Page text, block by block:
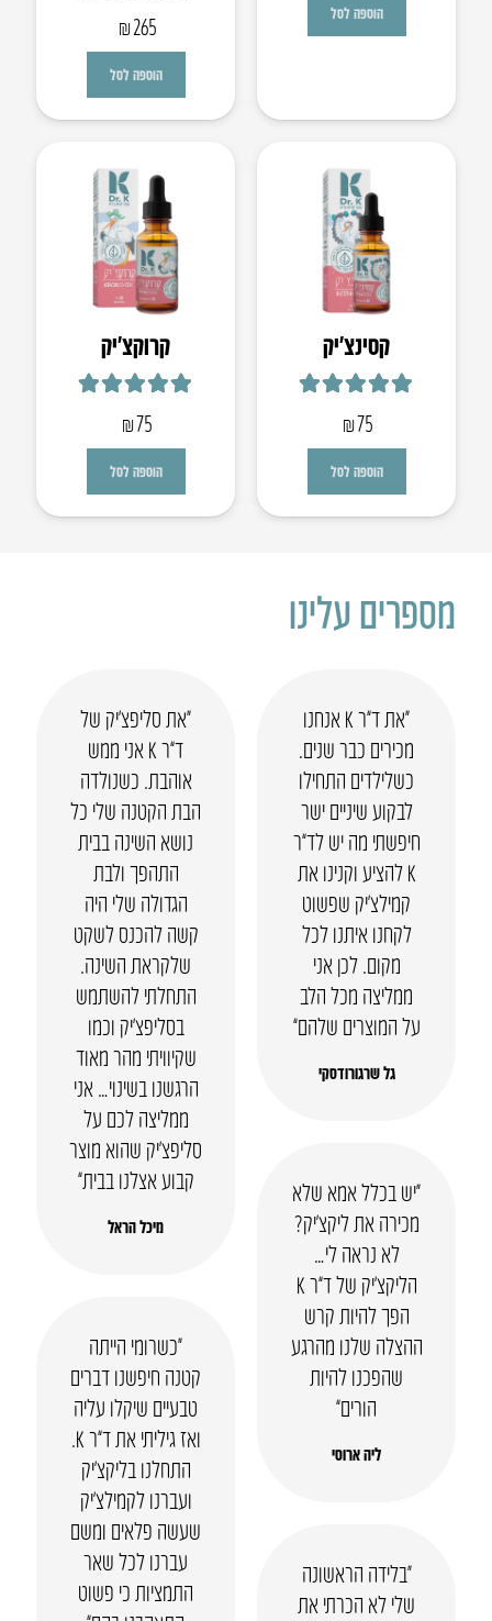
הוספה לסל ₪265
הוספה לסל
קסינצ’יק
₪75
הוספה לסל
קרוקצ׳יק
₪75
הוספה לסל
מספרים עלינו
“את ד”ר K אנחנו
מכירים כבר שנים.
כשלילדים התחילו
לבקוע שיניים ישר
חיפשתי מה יש לד”ר
K להציע וקנינו את
קמילצ’יק שפשוט
לקחנו איתנו לכל
מקום. לכן אני
ממליצה מכל הלב
על המוצרים שלהם”
גל שרגורודסקי
“את סליפצ’יק של
ד”ר K אני ממש
אוהבת. כשנולדה
הבת הקטנה שלי כל
נושא השינה בבית
התהפך ולבת
הגדולה שלי היה
קשה להכנס לשקט
שלקראת השינה.
התחלתי להשתמש
בסליפצ’יק וכמו
שקיוויתי מהר מאוד
הרגשנו בשינוי… אני
ממליצה לכם על
סליפצ’יק שהוא מוצר
קבוע אצלנו בבית”
מיכל הראל
“יש בכלל אמא שלא
מכירה את ליקצ’יק?
לא נראה לי…
הליקצ’יק של ד”ר K
הפך להיות קרש
ההצלה שלנו מהרגע
שהפכנו להיות
הורים”
ליה ארוסי
“כשרומי הייתה
קטנה חיפשנו דברים
טבעיים שיקלו עליה
התחלנו בליקצ’יק
ועברנו לקמילצ’יק
שעשה פלאים ומשם
עברנו לכל שאר
התמציות כי פשוט
“בלידה הראשונה
שלי לא הכרתי את